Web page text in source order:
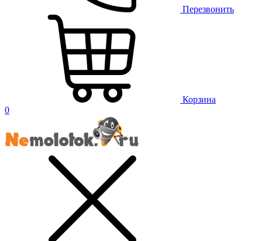
Перезвонить
Корзина
0